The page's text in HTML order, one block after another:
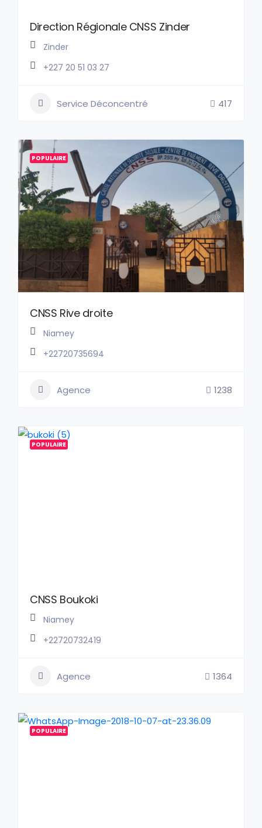
Direction Régionale CNSS Zinder
Zinder
+227 20 51 03 27
Service Déconcentré 417
POPULAIRE
CNSS Rive droite
Niamey
+22720735694
Agence 1238
POPULAIRE
CNSS Boukoki
Niamey
+22720732419
Agence 1364
POPULAIRE